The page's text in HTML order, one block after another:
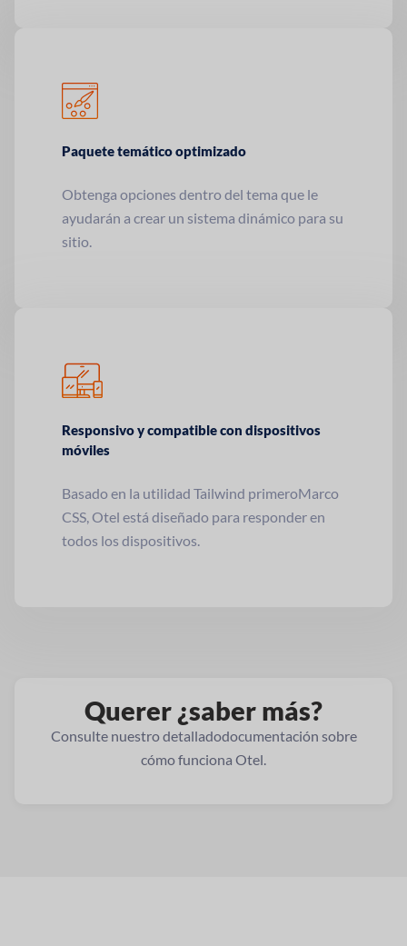
Paquete temático optimizado
Obtenga opciones dentro del tema que le
ayudarán a crear un sistema dinámico para su
sitio.
Responsivo y compatible con dispositivos
móviles
Basado en la utilidad Tailwind primeroMarco
CSS, Otel está diseñado para responder en
todos los dispositivos.
Querer ¿saber más?
Consulte nuestro detalladodocumentación sobre
cómo funciona Otel.